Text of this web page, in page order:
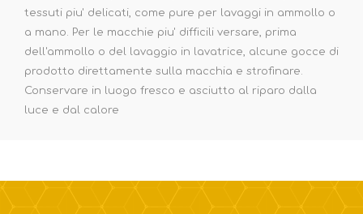
tessuti piu' delicati, come pure per lavaggi in ammollo o
a mano. Per le macchie piu' difficili versare, prima
dell'ammollo o del lavaggio in lavatrice, alcune gocce di
prodotto direttamente sulla macchia e strofinare.
Conservare in luogo fresco e asciutto al riparo dalla
luce e dal calore